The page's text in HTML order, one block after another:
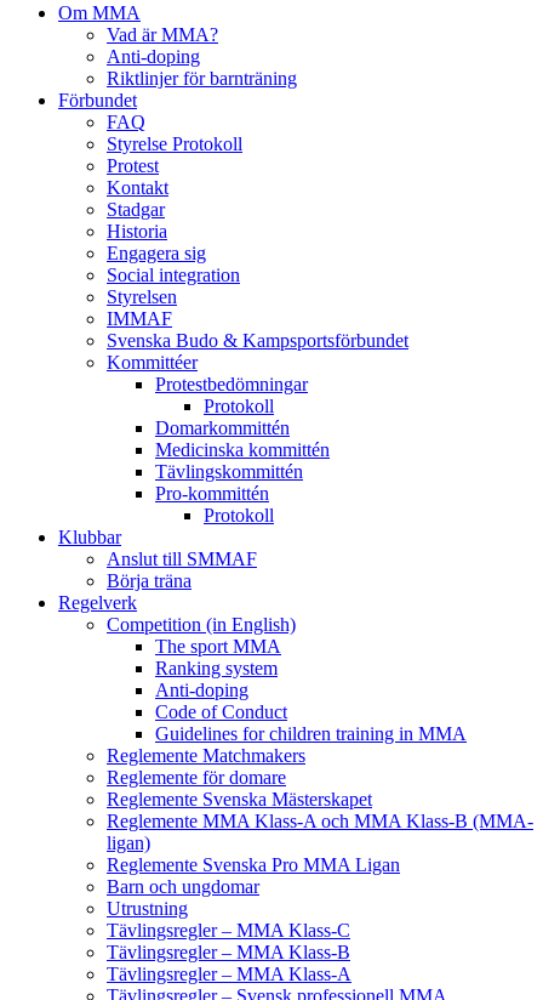
Om MMA
Vad är MMA?
Anti-doping
Riktlinjer för barnträning
Förbundet
FAQ
Styrelse Protokoll
Protest
Kontakt
Stadgar
Historia
Engagera sig
Social integration
Styrelsen
IMMAF
Svenska Budo & Kampsportsförbundet
Kommittéer
Protestbedömningar
Protokoll
Domarkommittén
Medicinska kommittén
Tävlingskommittén
Pro-kommittén
Protokoll
Klubbar
Anslut till SMMAF
Börja träna
Regelverk
Competition (in English)
The sport MMA
Ranking system
Anti-doping
Code of Conduct
Guidelines for children training in MMA
Reglemente Matchmakers
Reglemente för domare
Reglemente Svenska Mästerskapet
Reglemente MMA Klass-A och MMA Klass-B (MMA-
ligan)
Reglemente Svenska Pro MMA Ligan
Barn och ungdomar
Utrustning
Tävlingsregler – MMA Klass-C
Tävlingsregler – MMA Klass-B
Tävlingsregler – MMA Klass-A
Tävlingsregler – Svensk professionell MMA